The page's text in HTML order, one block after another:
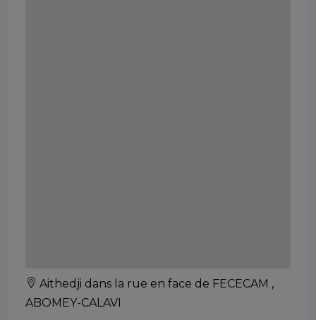
Aithedji dans la rue en face de FECECAM ,
ABOMEY-CALAVI